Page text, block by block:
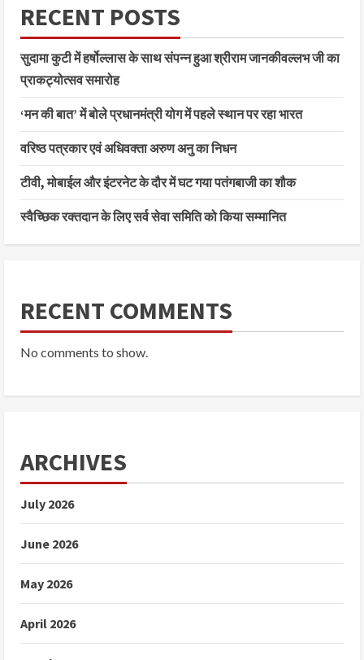
RECENT POSTS
सुदामा कुटी में हर्षोल्लास के साथ संपन्न हुआ श्रीराम जानकीवल्लभ जी का
प्राकट्योत्सव समारोह
‘मन की बात’ में बोले प्रधानमंत्री योग में पहले स्थान पर रहा भारत
वरिष्ठ पत्रकार एवं अधिवक्ता अरुण अनु का निधन
टीवी, मोबाईल और इंटरनेट के दौर में घट गया पतंगबाजी का शौक
स्वैच्छिक रक्तदान के लिए सर्व सेवा समिति को किया सम्मानित
RECENT COMMENTS
No comments to show.
ARCHIVES
July 2026
June 2026
May 2026
April 2026